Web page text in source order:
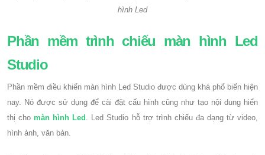
hình Led
Phần mềm trình chiếu màn hình Led
Studio
Phần mềm điều khiển màn hình Led Studio được dùng khá phổ biến hiện
nay. Nó được sử dụng để cài đặt cấu hình cũng như tạo nội dung hiển
thị chomàn hình Led . Led Studio hỗ trợ trình chiếu đa dạng từ video,
hình ảnh, văn bản.